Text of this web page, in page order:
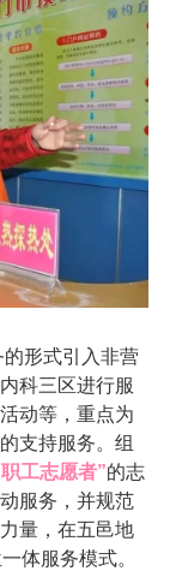
形式引入非营
科三区进行服
动等，重点为
支持服务。组
工志愿者”的志
服务，并规范
量，在五邑地
体服务模式。